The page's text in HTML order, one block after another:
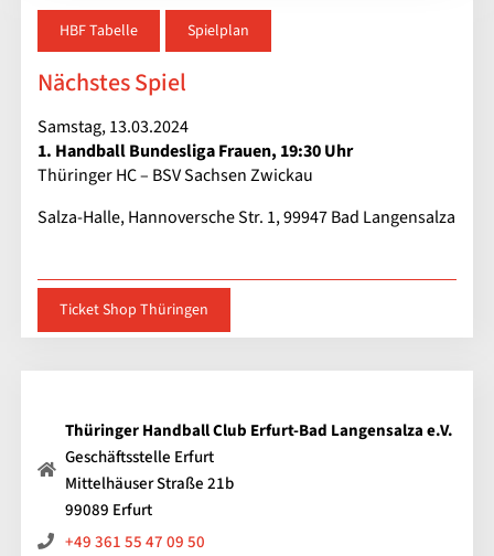
HBF Tabelle Spielplan
Nächstes Spiel
Samstag, 13.03.2024
1. Handball Bundesliga Frauen, 19:30 Uhr
Thüringer HC – BSV Sachsen Zwickau
Salza-Halle, Hannoversche Str. 1, 99947 Bad Langensalza
Ticket Shop Thüringen
Thüringer Handball Club Erfurt-Bad Langensalza e.V.
Geschäftsstelle Erfurt
Mittelhäuser Straße 21b
99089 Erfurt
+49 361 55 47 09 50